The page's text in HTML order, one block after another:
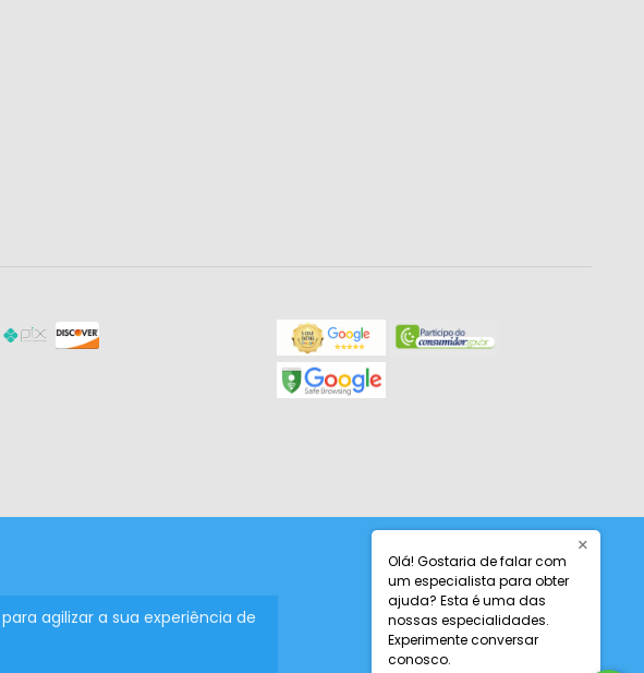
para agilizar a sua experiência de
Olá! Gostaria de falar com
um especialista para obter
ajuda? Esta é uma das
nossas especialidades.
Experimente conversar
conosco.
×